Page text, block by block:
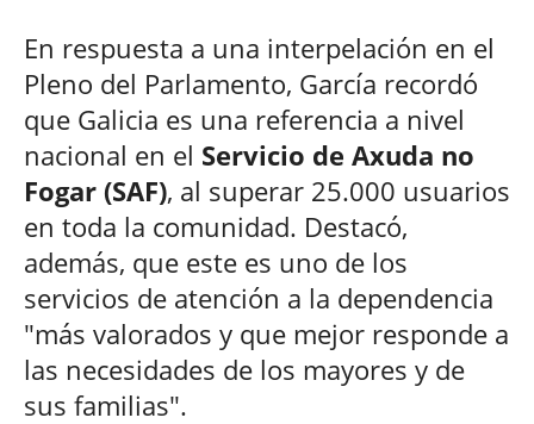
En respuesta a una interpelación en el
Pleno del Parlamento, García recordó
que Galicia es una referencia a nivel
nacional en el Servicio de Axuda no
Fogar (SAF), al superar 25.000 usuarios
en toda la comunidad. Destacó,
además, que este es uno de los
servicios de atención a la dependencia
"más valorados y que mejor responde a
las necesidades de los mayores y de
sus familias".